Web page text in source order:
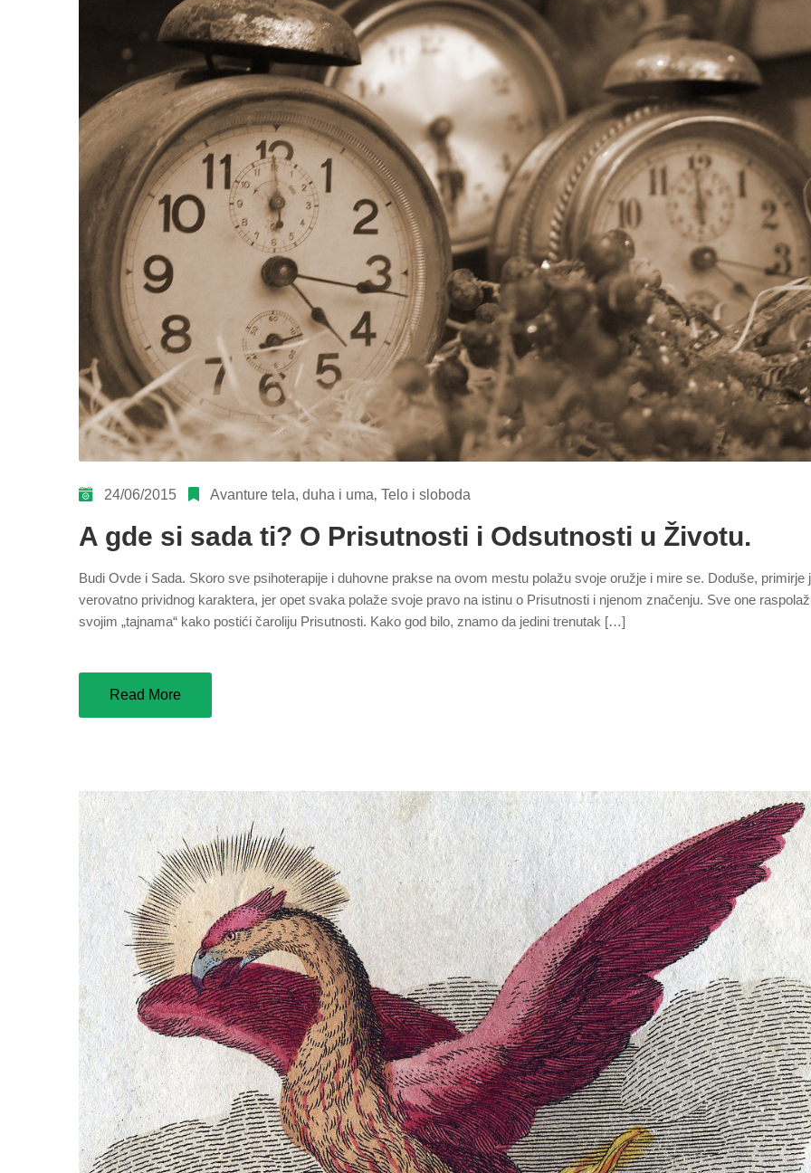
24/06/2015 Avanture tela, duha i uma‚ Telo i sloboda
A gde si sada ti? O Prisutnosti i Odsutnosti u Životu.
Budi Ovde i Sada. Skoro sve psihoterapije i duhovne prakse na ovom mestu polažu svoje oružje i mire se. Doduše, primirje
verovatno prividnog karaktera, jer opet svaka polaže svoje pravo na istinu o Prisutnosti i njenom značenju. Sve one
svojim „tajnama“ kako postići čaroliju Prisutnosti. Kako god bilo, znamo da jedini trenutak […]
Read More